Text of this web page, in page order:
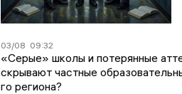
03/08 09:32
«Серые» школы и потерянные
скрывают частные
го региона?